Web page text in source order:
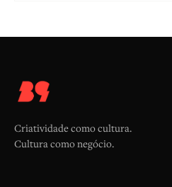
Criatividade como cultura.
Cultura como negócio.